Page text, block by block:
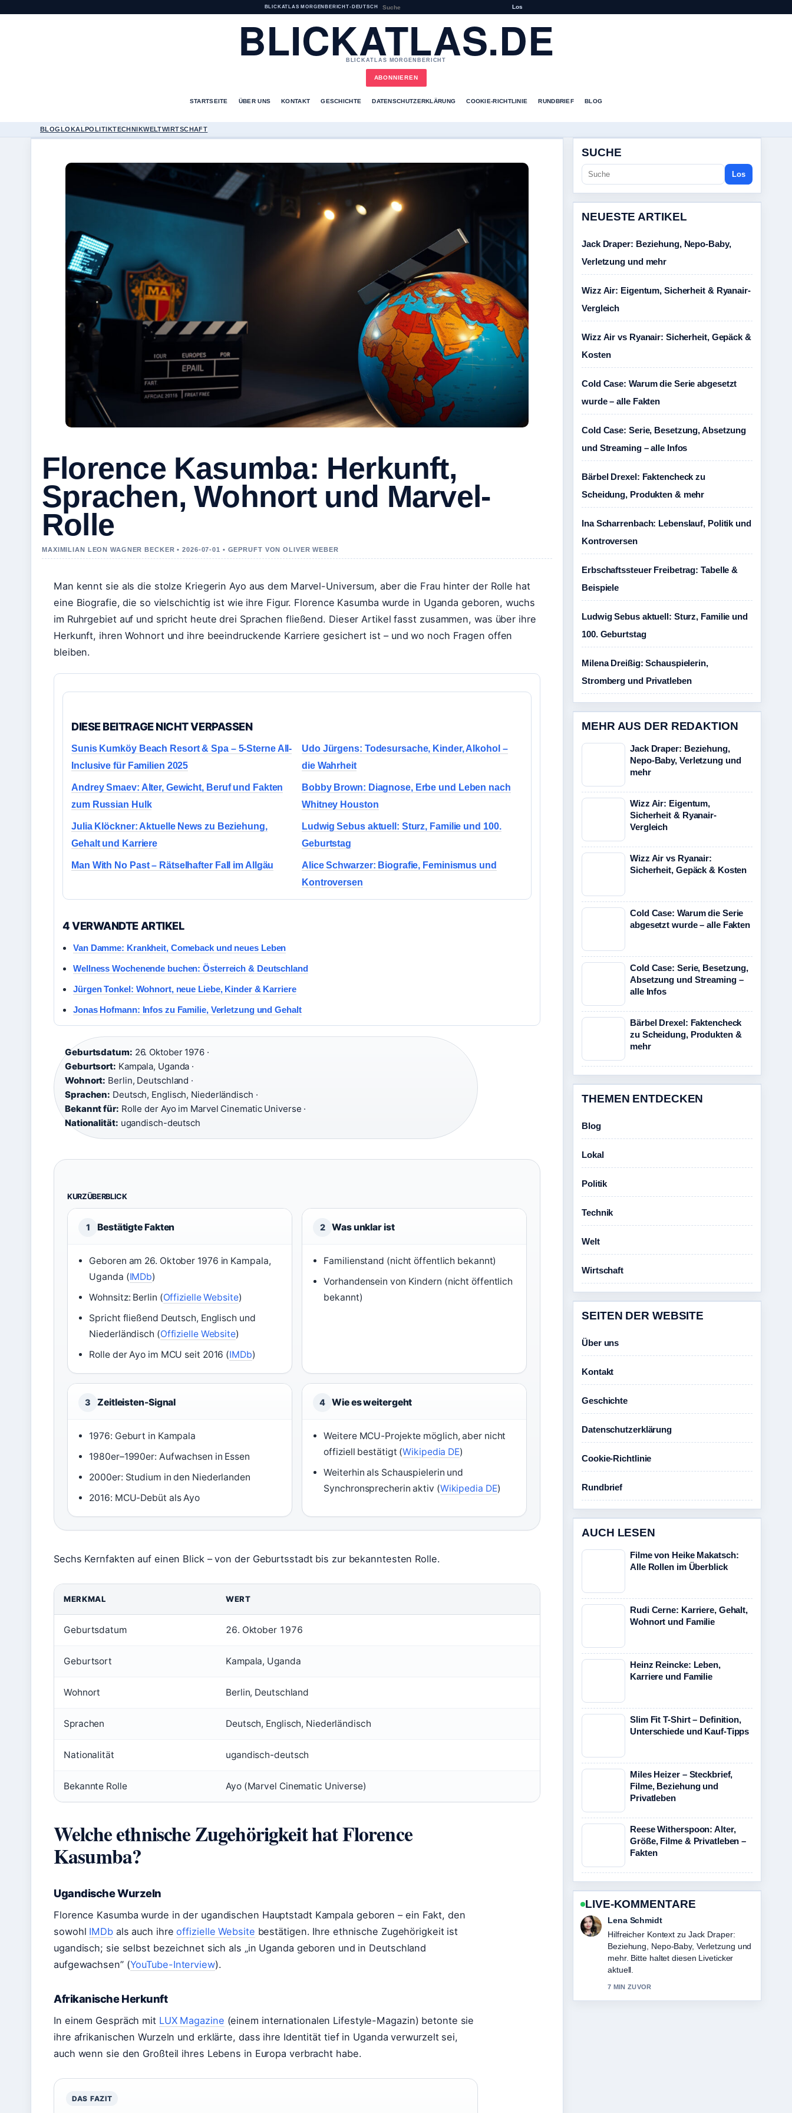
BLICKATLAS MORGENBERICHT• DEUTSCH Los
BLICKATLAS.DE
BLICKATLAS MORGENBERICHT
ABONNIEREN
STARTSEITE ÜBER UNS KONTAKT GESCHICHTE DATENSCHUTZERKLÄRUNG COOKIE-RICHTLINIE RUNDBRIEF BLOG
BLOGLOKALPOLITIKTECHNIKWELTWIRTSCHAFT
Florence Kasumba: Herkunft,
Sprachen, Wohnort und Marvel-
Rolle
MAXIMILIAN LEON WAGNER BECKER • 2026-07-01 • GEPRUFT VON OLIVER WEBER
Man kennt sie als die stolze Kriegerin Ayo aus dem Marvel-Universum, aber die Frau hinter der Rolle hat
eine Biografie, die so vielschichtig ist wie ihre Figur. Florence Kasumba wurde in Uganda geboren, wuchs
im Ruhrgebiet auf und spricht heute drei Sprachen fließend. Dieser Artikel fasst zusammen, was über ihre
Herkunft, ihren Wohnort und ihre beeindruckende Karriere gesichert ist – und wo noch Fragen offen
bleiben.
DIESE BEITRAGE NICHT VERPASSEN
Sunis Kumköy Beach Resort & Spa – 5-Sterne All-
Inclusive für Familien 2025
Udo Jürgens: Todesursache, Kinder, Alkohol –
die Wahrheit
Andrey Smaev: Alter, Gewicht, Beruf und Fakten
zum Russian Hulk
Bobby Brown: Diagnose, Erbe und Leben nach
Whitney Houston
Julia Klöckner: Aktuelle News zu Beziehung,
Gehalt und Karriere
Ludwig Sebus aktuell: Sturz, Familie und 100.
Geburtstag
Man With No Past – Rätselhafter Fall im Allgäu
Alice Schwarzer: Biografie, Feminismus und
Kontroversen
4 VERWANDTE ARTIKEL
Van Damme: Krankheit, Comeback und neues Leben
Wellness Wochenende buchen: Österreich & Deutschland
Jürgen Tonkel: Wohnort, neue Liebe, Kinder & Karriere
Jonas Hofmann: Infos zu Familie, Verletzung und Gehalt
Geburtsdatum: 26. Oktober 1976 ·
Geburtsort: Kampala, Uganda ·
Wohnort: Berlin, Deutschland ·
Sprachen: Deutsch, Englisch, Niederländisch ·
Bekannt für: Rolle der Ayo im Marvel Cinematic Universe ·
Nationalität: ugandisch-deutsch
KURZÜBERBLICK
1 Bestätigte Fakten
Geboren am 26. Oktober 1976 in Kampala,
Uganda (IMDb)
Wohnsitz: Berlin (Offizielle Website)
Spricht fließend Deutsch, Englisch und
Niederländisch (Offizielle Website)
Rolle der Ayo im MCU seit 2016 (IMDb)
2 Was unklar ist
Familienstand (nicht öffentlich bekannt)
Vorhandensein von Kindern (nicht öffentlich
bekannt)
3 Zeitleisten-Signal
1976: Geburt in Kampala
1980er–1990er: Aufwachsen in Essen
2000er: Studium in den Niederlanden
2016: MCU-Debüt als Ayo
4 Wie es weitergeht
Weitere MCU-Projekte möglich, aber nicht
offiziell bestätigt (Wikipedia DE)
Weiterhin als Schauspielerin und
Synchronsprecherin aktiv (Wikipedia DE)
Sechs Kernfakten auf einen Blick – von der Geburtsstadt bis zur bekanntesten Rolle.
MERKMAL WERT
Geburtsdatum 26. Oktober 1976
Geburtsort Kampala, Uganda
Wohnort Berlin, Deutschland
Sprachen Deutsch, Englisch, Niederländisch
Nationalität ugandisch-deutsch
Bekannte Rolle Ayo (Marvel Cinematic Universe)
Welche ethnische Zugehörigkeit hat Florence
Kasumba?
Ugandische Wurzeln
Florence Kasumba wurde in der ugandischen Hauptstadt Kampala geboren – ein Fakt, den
sowohl IMDbals auch ihreoffizielle Website bestätigen. Ihre ethnische Zugehörigkeit ist
ugandisch; sie selbst bezeichnet sich als „in Uganda geboren und in Deutschland
aufgewachsen” (YouTube-Interview).
Afrikanische Herkunft
In einem Gespräch mit LUX Magazine (einem internationalen Lifestyle-Magazin) betonte sie
ihre afrikanischen Wurzeln und erklärte, dass ihre Identität tief in Uganda verwurzelt sei,
auch wenn sie den Großteil ihres Lebens in Europa verbracht habe.
DAS FAZIT
SUCHE
Los
NEUESTE ARTIKEL
Jack Draper: Beziehung, Nepo-Baby,
Verletzung und mehr
Wizz Air: Eigentum, Sicherheit & Ryanair-
Vergleich
Wizz Air vs Ryanair: Sicherheit, Gepäck &
Kosten
Cold Case: Warum die Serie abgesetzt
wurde – alle Fakten
Cold Case: Serie, Besetzung, Absetzung
und Streaming – alle Infos
Bärbel Drexel: Faktencheck zu
Scheidung, Produkten & mehr
Ina Scharrenbach: Lebenslauf, Politik und
Kontroversen
Erbschaftssteuer Freibetrag: Tabelle &
Beispiele
Ludwig Sebus aktuell: Sturz, Familie und
100. Geburtstag
Milena Dreißig: Schauspielerin,
Stromberg und Privatleben
MEHR AUS DER REDAKTION
Jack Draper: Beziehung,
Nepo-Baby, Verletzung und
mehr
Wizz Air: Eigentum,
Sicherheit & Ryanair-
Vergleich
Wizz Air vs Ryanair:
Sicherheit, Gepäck & Kosten
Cold Case: Warum die Serie
abgesetzt wurde – alle Fakten
Cold Case: Serie, Besetzung,
Absetzung und Streaming –
alle Infos
Bärbel Drexel: Faktencheck
zu Scheidung, Produkten &
mehr
THEMEN ENTDECKEN
Blog
Lokal
Politik
Technik
Welt
Wirtschaft
SEITEN DER WEBSITE
Über uns
Kontakt
Geschichte
Datenschutzerklärung
Cookie-Richtlinie
Rundbrief
AUCH LESEN
Filme von Heike Makatsch:
Alle Rollen im Überblick
Rudi Cerne: Karriere, Gehalt,
Wohnort und Familie
Heinz Reincke: Leben,
Karriere und Familie
Slim Fit T-Shirt – Definition,
Unterschiede und Kauf-Tipps
Miles Heizer – Steckbrief,
Filme, Beziehung und
Privatleben
Reese Witherspoon: Alter,
Größe, Filme & Privatleben –
Fakten
LIVE-KOMMENTARE
Felix Meyer
Die Berichterstattung zu Wizz Air:
Eigentum, Sicherheit &#038; Ryanair-
Vergleich wirkt solide und sehr gut
nachvollziehbar.
9 MIN ZUVOR